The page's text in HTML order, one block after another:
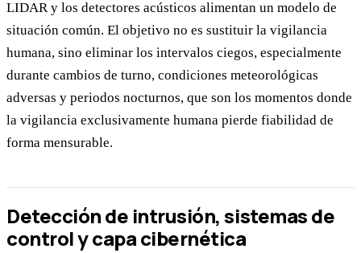
LIDAR y los detectores acústicos alimentan un modelo de
situación común. El objetivo no es sustituir la vigilancia
humana, sino eliminar los intervalos ciegos, especialmente
durante cambios de turno, condiciones meteorológicas
adversas y periodos nocturnos, que son los momentos donde
la vigilancia exclusivamente humana pierde fiabilidad de
forma mensurable.
Detección de intrusión, sistemas de
control y capa cibernética